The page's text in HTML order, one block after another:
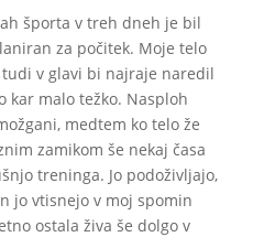
športa v treh dneh je bil
za počitek. Moje telo
v glavi bi najraje naredil
kar malo težko. Nasploh
medtem ko telo že
zamikom še nekaj časa
treninga. Jo podoživljajo,
jo vtisnejo v moj spomin
ostala živa še dolgo v